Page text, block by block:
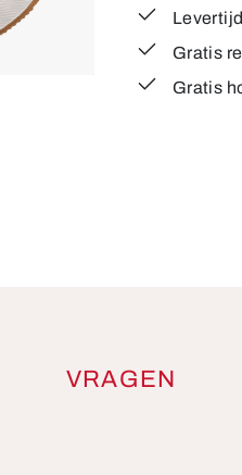
Gratis
Gratis
VRAGEN